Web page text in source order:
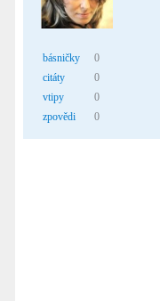
básničky
0
citáty
0
vtipy
0
zpovědi
0